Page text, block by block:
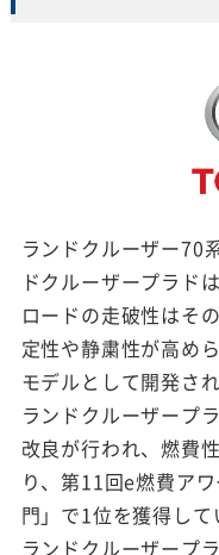
ランドクルーザー70
ドクルーザープラド
ロードの走破性はそ
定性や静粛性が高め
モデルとして開発され
ランドクルーザープ
改良が行われ、燃費
り、第11回e燃費ア
門」で1位を獲得して
ランドクルーザープ